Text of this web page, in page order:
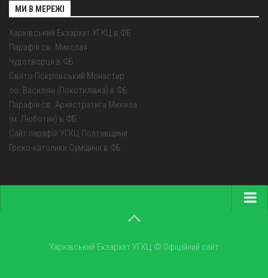
МИ В МЕРЕЖІ
Харківський Екзархат УГКЦ в ФБ
Парафія св. Миколая
Чудотворця в ФБ
Свято-Покровський Монастир
оо. Василіян (Покотилівка) в ФБ
Парафія св. Архистратига Михаїла
(м. Люботин) в ФБ
Сайт парафій УГКЦ Полтавщини
Греко-католики Сумщини в ФБ
Про екзархатХарківський Екзархат УГКЦ © Офіційний сайт